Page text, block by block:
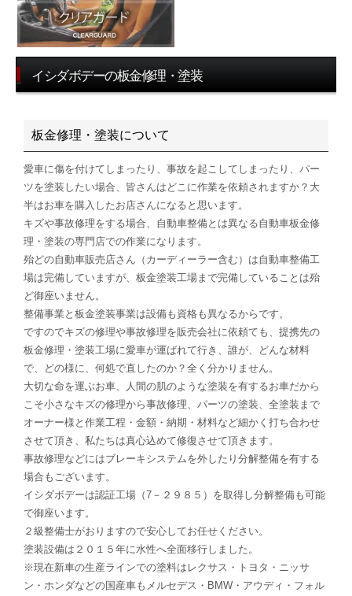
イシダボデーの板金修理・塗装
板金修理・塗装について
愛車に傷を付けてしまったり、事故を起こしてしまったり、パー
ツを塗装したい場合、皆さんはどこに作業を依頼されますか？大
半はお車を購入したお店さんになると思います。
キズや事故修理をする場合、自動車整備とは異なる自動車板金修
理・塗装の専門店での作業になります。
殆どの自動車販売店さん（カーディーラー含む）は自動車整備工
場は完備していますが、板金塗装工場まで完備していることは殆
ど御座いません。
整備事業と板金塗装事業は設備も資格も異なるからです。
ですのでキズの修理や事故修理を販売会社に依頼ても、提携先の
板金修理・塗装工場に愛車が運ばれて行き、誰が、どんな材料
で、どの様に、何処で直したのか？全く分かりません。
大切な命を運ぶお車、人間の肌のような塗装を有するお車だから
こそ小さなキズの修理から事故修理、パーツの塗装、全塗装まで
オーナー様と作業工程・金額・納期・材料など細かく打ち合わせ
させて頂き、私たちは真心込めて修復させて頂きます。
事故修理などにはブレーキシステムを外したり分解整備を有する
場合もございます。
イシダボデーは認証工場（7－２９８５）を取得し分解整備も可能
で御座います。
２級整備士がおりますので安心してお任せください。
塗装設備は２０１５年に水性へ全面移行しました。
※現在新車の生産ラインでの塗料はレクサス・トヨタ・ニッサ
ン・ホンダなどの国産車もメルセデス・BMW・アウディ・フォル